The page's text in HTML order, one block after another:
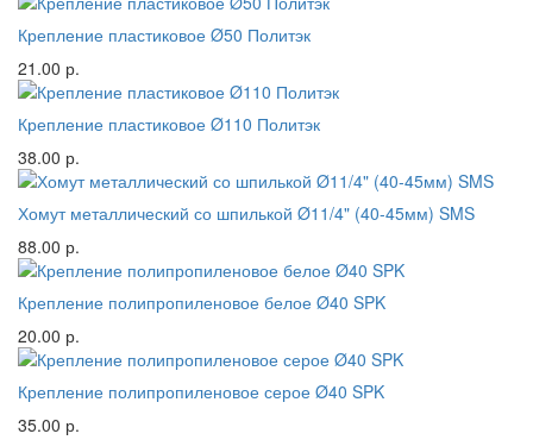
Крепление пластиковое Ø50 Политэк
21.00 р.
Крепление пластиковое Ø110 Политэк
38.00 р.
Хомут металлический со шпилькой Ø11/4" (40-45мм) SMS
88.00 р.
Крепление полипропиленовое белое Ø40 SPK
20.00 р.
Крепление полипропиленовое серое Ø40 SPK
35.00 р.